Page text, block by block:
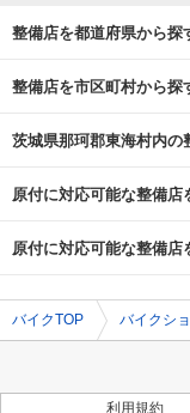
整備店を都道府県から探
整備店を市区町村から探
茨城県那珂郡東海村内の
原付に対応可能な整備店
原付に対応可能な整備店
バイクTOP バイクシ
利用規約